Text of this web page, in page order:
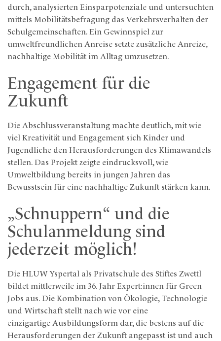
durch, analysierten Einsparpotenziale und untersuchten
mittels Mobilitätsbefragung das Verkehrsverhalten der
Schulgemeinschaften. Ein Gewinnspiel zur
umweltfreundlichen Anreise setzte zusätzliche Anreize,
nachhaltige Mobilität im Alltag umzusetzen.
Engagement für die
Zukunft
Die Abschlussveranstaltung machte deutlich, mit wie
viel Kreativität und Engagement sich Kinder und
Jugendliche den Herausforderungen des Klimawandels
stellen. Das Projekt zeigte eindrucksvoll, wie
Umweltbildung bereits in jungen Jahren das
Bewusstsein für eine nachhaltige Zukunft stärken kann.
„Schnuppern“ und die
Schulanmeldung sind
jederzeit möglich!
Die HLUW Yspertal als Privatschule des Stiftes Zwettl
bildet mittlerweile im 36. Jahr Expert:innen für Green
Jobs aus. Die Kombination von Ökologie, Technologie
und Wirtschaft stellt nach wie vor eine
einzigartige Ausbildungsform dar, die bestens auf die
Herausforderungen der Zukunft angepasst ist und auch